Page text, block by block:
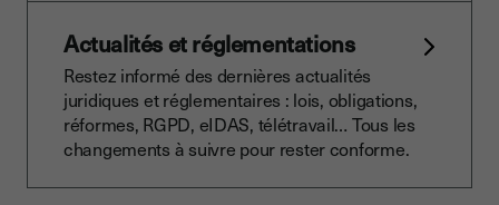
Actualités et réglementations
Restez informé des dernières actualités
juridiques et réglementaires : lois, obligations,
réformes, RGPD, eIDAS, télétravail… Tous les
changements à suivre pour rester conforme.